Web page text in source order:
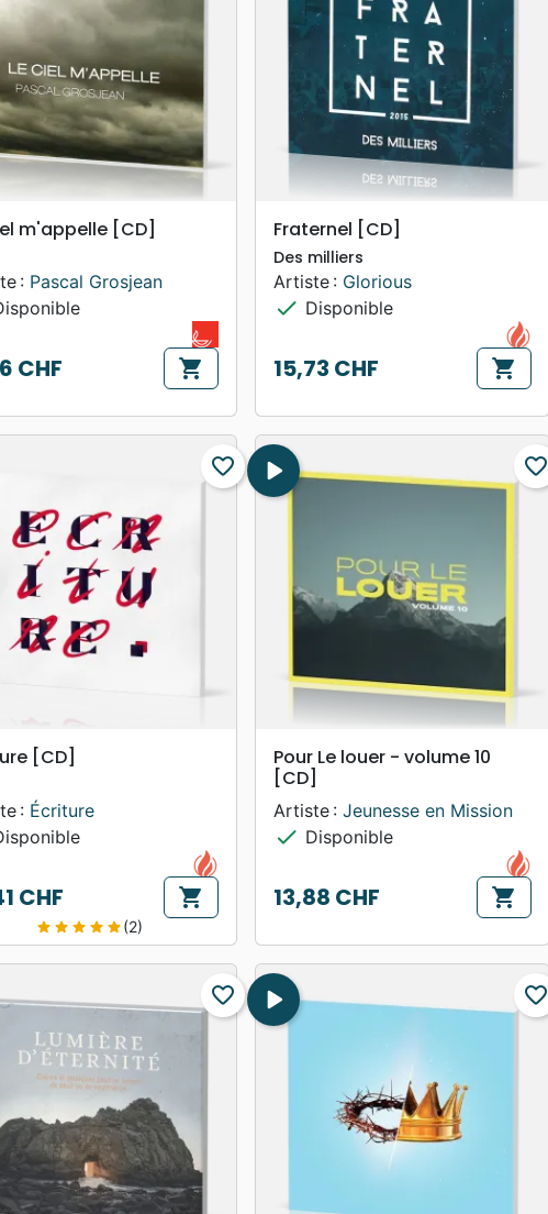
search APERÇU RAPIDE
m'appelle [CD]
: Pascal Grosjean
CHF shopping_cart
search APERÇU RAPIDE
Fraternel [CD]
Des milliers
Artiste : Glorious
check Disponible
Prix
15,73 CHF shopping_cart
search APERÇU RAPIDE
favorite_border
[CD]
: Écriture
CHF shopping_cart
star star star star star(2)
searchAPERÇU RAPIDE
play_arrow favorite_border
Pour Le louer - volume 10
[CD]
Artiste : Jeunesse en Mission
check Disponible
Prix
13,88 CHF shopping_cart
favorite_border play_arrow favorite_border